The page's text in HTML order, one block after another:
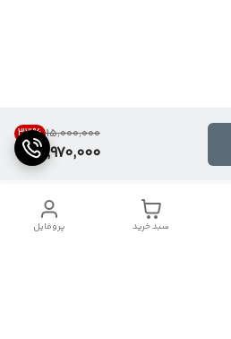
۱۵٬۰۰۰٬۰۰۰ 33%
9,970,000
پروفایل سبد خرید